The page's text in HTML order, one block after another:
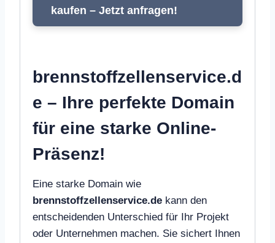
kaufen – Jetzt anfragen!
brennstoffzellenservice.d
e – Ihre perfekte Domain
für eine starke Online-
Präsenz!
Eine starke Domain wie
brennstoffzellenservice.de kann den
entscheidenden Unterschied für Ihr Projekt
oder Unternehmen machen. Sie sichert Ihnen